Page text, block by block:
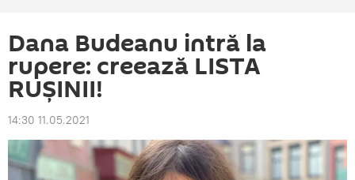
Dana Budeanu intră la
rupere: creează LISTA
RUȘINII!
14:30 11.05.2021